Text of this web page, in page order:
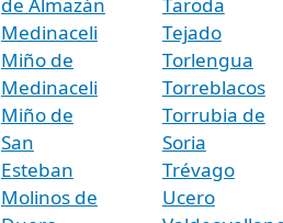
Medinaceli
Miño de
Medinaceli
Miño de
San
Esteban
Molinos de
Tejado
Torlengua
Torreblacos
Torrubia de
Soria
Trévago
Ucero